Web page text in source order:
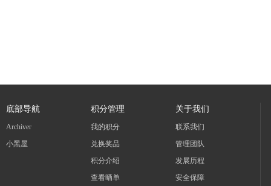
底部导航
Archiver
小黑屋
积分管理
我的积分
兑换奖品
积分介绍
查看晒单
关于我们
联系我们
管理团队
发展历程
安全保障